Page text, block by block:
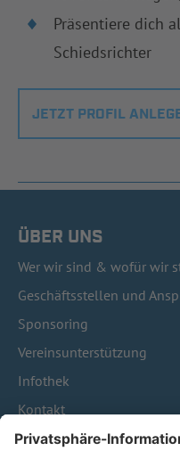
Präsentiere dich
Schiedsrichter
JETZT PROFIL
ÜBER UNS
Wer wir sind & wofür wir
Geschäftsstellen und
Sponsoring
Vereinsunterstützung
Infothek
Kontakt